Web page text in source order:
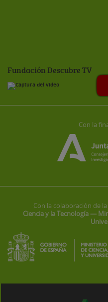
Fundación Descubre TV
Con la
Con la colaboración de la
Ciencia y la Tecnología —